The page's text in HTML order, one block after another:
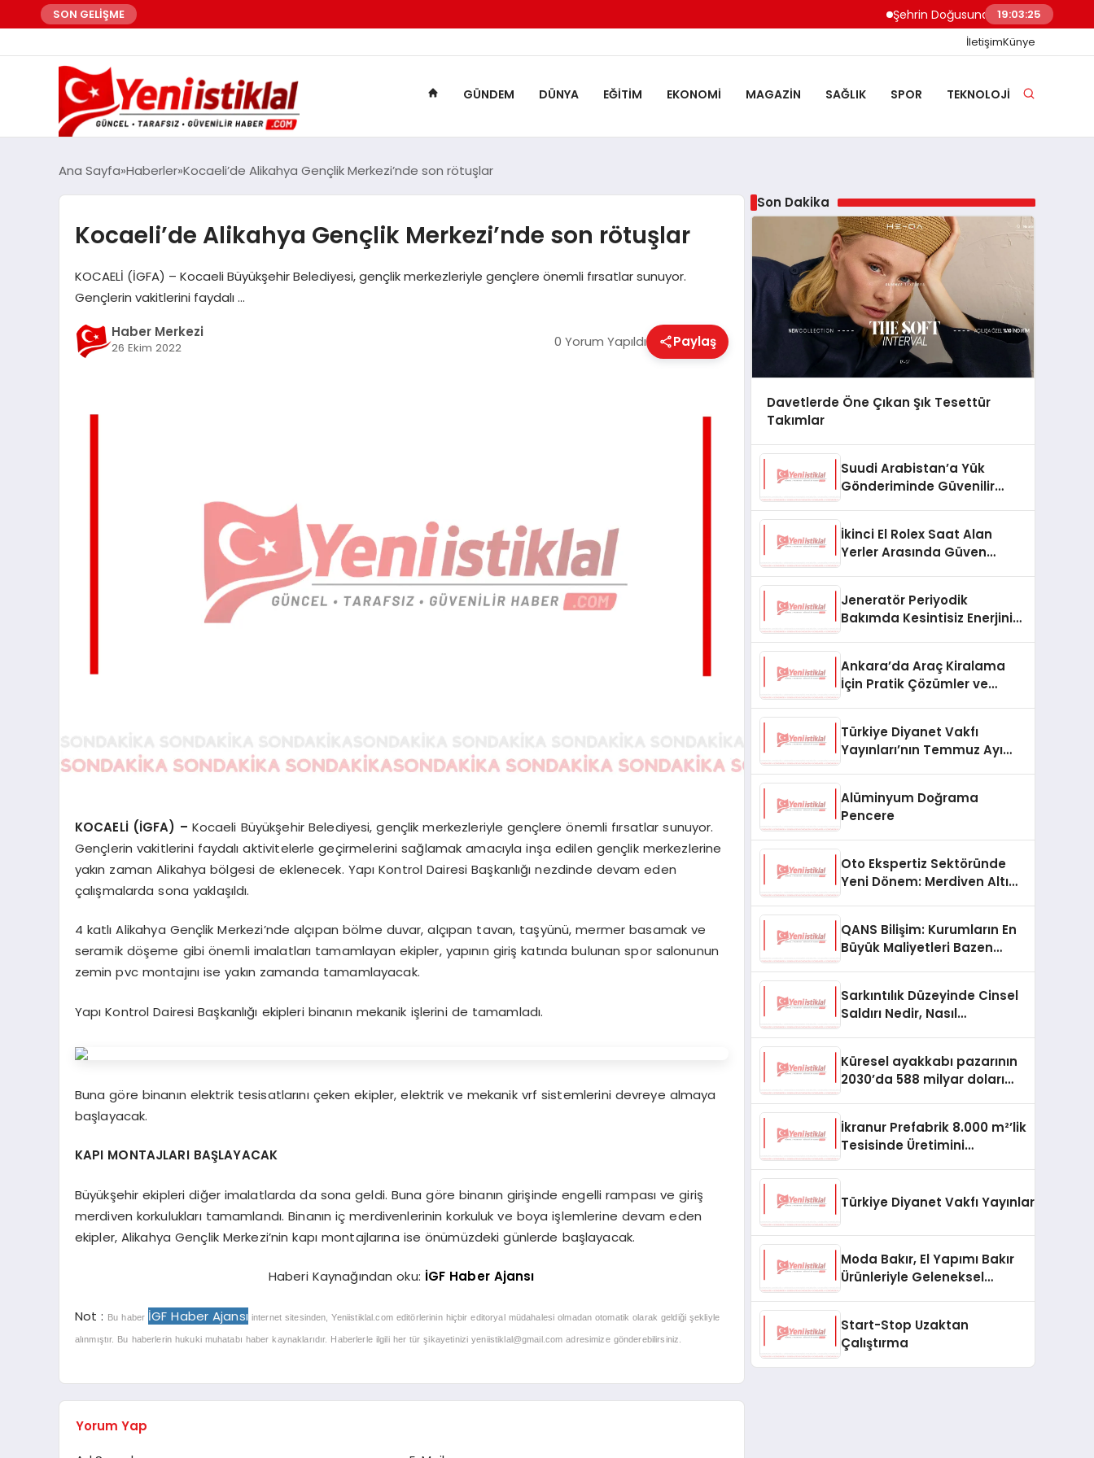
SON GELİŞME Şehrin Doğusundan Boğaz Kıyılarına
19:03:26
İletişimKünye
GÜNDEM DÜNYA EĞITIM EKONOMI MAGAZIN SAĞLIK SPOR TEKNOLOJI
Ana Sayfa Haberler Kocaeli’de Alikahya Gençlik Merkezi’nde son rötuşlar
Kocaeli’de Alikahya Gençlik Merkezi’nde son rötuşlar
KOCAELİ (İGFA) – Kocaeli Büyükşehir Belediyesi, gençlik merkezleriyle gençlere önemli fırsatlar sunuyor.
Gençlerin vakitlerini faydalı …
Haber Merkezi
26 Ekim 2022 0 Yorum Yapıldı Paylaş
KOCAELİ (İGFA) – Kocaeli Büyükşehir Belediyesi, gençlik merkezleriyle gençlere önemli fırsatlar sunuyor.
Gençlerin vakitlerini faydalı aktivitelerle geçirmelerini sağlamak amacıyla inşa edilen gençlik merkezlerine
yakın zaman Alikahya bölgesi de eklenecek. Yapı Kontrol Dairesi Başkanlığı nezdinde devam eden
çalışmalarda sona yaklaşıldı.
4 katlı Alikahya Gençlik Merkezi’nde alçıpan bölme duvar, alçıpan tavan, taşyünü, mermer basamak ve
seramik döşeme gibi önemli imalatları tamamlayan ekipler, yapının giriş katında bulunan spor salonunun
zemin pvc montajını ise yakın zamanda tamamlayacak.
Yapı Kontrol Dairesi Başkanlığı ekipleri binanın mekanik işlerini de tamamladı.
Buna göre binanın elektrik tesisatlarını çeken ekipler, elektrik ve mekanik vrf sistemlerini devreye almaya
başlayacak.
KAPI MONTAJLARI BAŞLAYACAK
Büyükşehir ekipleri diğer imalatlarda da sona geldi. Buna göre binanın girişinde engelli rampası ve giriş
merdiven korkulukları tamamlandı. Binanın iç merdivenlerinin korkuluk ve boya işlemlerine devam eden
ekipler, Alikahya Gençlik Merkezi’nin kapı montajlarına ise önümüzdeki günlerde başlayacak.
Haberi Kaynağından oku: İGF Haber Ajansı
Not : Bu haber İGF Haber Ajansı internet sitesinden, Yeniistiklal.com editörlerinin hiçbir editoryal müdahalesi olmadan otomatik olarak geldiği şekliyle
alınmıştır. Bu haberlerin hukuki muhatabı haber kaynaklarıdır. Haberlerle ilgili her tür şikayetiniziyeniistiklal@gmail.com adresimize gönderebilirsiniz.
Yorum Yap
Son Dakika
Davetlerde Öne Çıkan Şık Tesettür
Takımlar
Suudi Arabistan’a Yük
Gönderiminde Güvenilir
İkinci El Rolex Saat Alan
Yerler Arasında Güven
Jeneratör Periyodik
Bakımda Kesintisiz Enerjinin
Ankara’da Araç Kiralama
İçin Pratik Çözümler ve
Türkiye Diyanet Vakfı
Yayınları’nın Temmuz Ayı
Alüminyum Doğrama
Pencere
Oto Ekspertiz Sektöründe
Yeni Dönem: Merdiven Altı
QANS Bilişim: Kurumların En
Büyük Maliyetleri Bazen
Sarkıntılık Düzeyinde Cinsel
Saldırı Nedir, Nasıl
Küresel ayakkabı pazarının
2030’da 588 milyar doları
İkranur Prefabrik 8.000 m²’lik
Tesisinde Üretimini
Türkiye Diyanet Vakfı Yayınları, Yeni
Moda Bakır, El Yapımı Bakır
Ürünleriyle Geleneksel
Start-Stop Uzaktan
Çalıştırma